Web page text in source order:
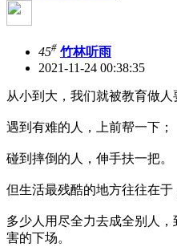
45# 竹林听雨
2021-11-24 00:38:35
从小到大，我们就被教育做人
遇到有难的人，上前帮一下；
碰到摔倒的人，伸手扶一把。
但生活最残酷的地方往往在于
多少人用尽全力去成全别人
害的下场。